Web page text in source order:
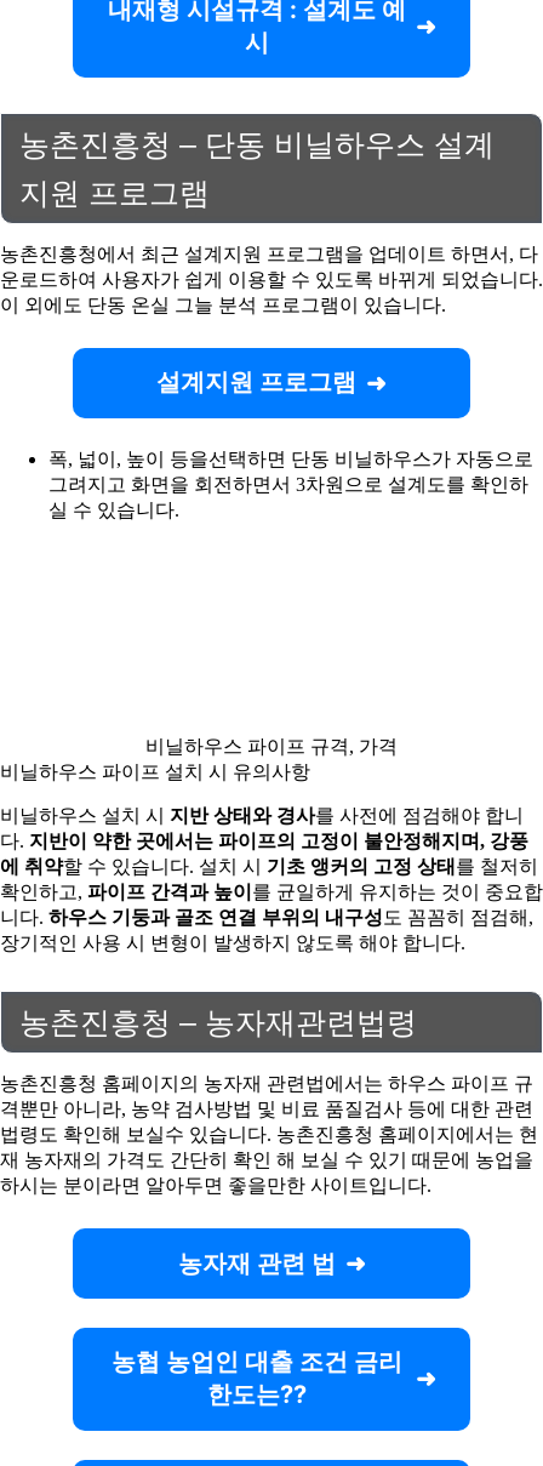
내재형 시설규격 : 설계도 예
시
농촌진흥청 – 단동 비닐하우스 설계
지원 프로그램
농촌진흥청에서 최근 설계지원 프로그램을 업데이트 하면서, 다
운로드하여 사용자가 쉽게 이용할 수 있도록 바뀌게 되었습니다.
이 외에도 단동 온실 그늘 분석 프로그램이 있습니다.
설계지원 프로그램
폭, 넓이, 높이 등을선택하면 단동 비닐하우스가 자동으로
그려지고 화면을 회전하면서 3차원으로 설계도를 확인하
실 수 있습니다.
비닐하우스 파이프 규격, 가격
비닐하우스 파이프 설치 시 유의사항
비닐하우스 설치 시 지반 상태와 경사를 사전에 점검해야 합니
다. 지반이 약한 곳에서는 파이프의 고정이 불안정해지며, 강풍
에 취약할 수 있습니다. 설치 시 기초 앵커의 고정 상태 를 철저히
확인하고, 파이프 간격과 높이 를 균일하게 유지하는 것이 중요합
니다. 하우스 기둥과 골조 연결 부위의 내구성도 꼼꼼히 점검해,
장기적인 사용 시 변형이 발생하지 않도록 해야 합니다.
농촌진흥청 – 농자재관련법령
농촌진흥청 홈페이지의 농자재 관련법에서는 하우스 파이프 규
격뿐만 아니라, 농약 검사방법 및 비료 품질검사 등에 대한 관련
법령도 확인해 보실수 있습니다. 농촌진흥청 홈페이지에서는 현
재 농자재의 가격도 간단히 확인 해 보실 수 있기 때문에 농업을
하시는 분이라면 알아두면 좋을만한 사이트입니다.
농자재 관련 법
농협 농업인 대출 조건 금리
한도는??